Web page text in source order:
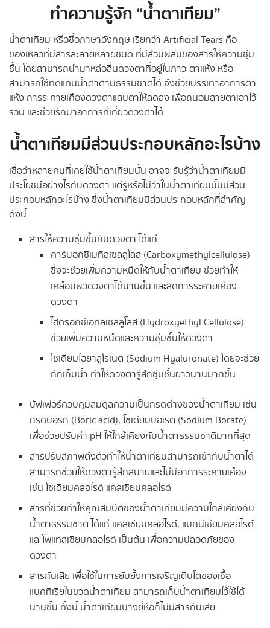
ทำความรู้จัก “น้ำตาเทียม”
น้ำตาเทียม หรือชื่อภาษาอังกฤษ เรียกว่า Artificial Tears คือ
ของเหลวที่มีสารละลายหลายชนิด ที่มีส่วนผสมของสารให้ความชุ่ม
ชื้น โดยสามารถนำมาหล่อลื่นดวงตาที่อยู่ในภาวะตาแห้ง หรือ
สามารถใช้ทดแทนน้ำตาตามธรรมชาติได้ จึงช่วยบรรเทาอาการตา
แห้ง การระคายเคืองดวงตาแสบตาให้ลดลง เพื่อถนอมสายตาเอาไว้
รวม และช่วยรักษาอาการที่เกี่ยวดวงตาได้
น้ำตาเทียมมีส่วนประกอบหลักอะไรบ้าง
เชื่อว่าหลายคนที่เคยใช้น้ำตาเทียมนั้น อาจจะรับรู้ว่าน้ำตาเทียมมี
ประโยชน์อย่างไรกับดวงตา แต่รู้หรือไม่ว่าในน้ำตาเทียมนั้นมีส่วน
ประกอบหลักอะไรบ้าง ซึ่งน้ำตาเทียมมีส่วนประกอบหลักที่สำคัญ
ดังนี้
สารให้ความชุ่มชื้นกับดวงตา ได้แก่
คาร์บอกซิเมทิลเซลลูโลส (Carboxymethylcellulose)
ซึ่งจะช่วยเพิ่มความหนืดให้กับน้ำตาเทียม ช่วยทำให้
เคลือบผิวดวงตาได้นานขึ้น และลดการระคายเคือง
ดวงตา
ไฮดรอกซีเอทิลเซลลูโลส (Hydroxyethyl Cellulose)
ช่วยเพิ่มความหนืดและความชุ่มชื้นให้ดวงตา
โซเดียมไฮยาลูโรเนต (Sodium Hyaluronate) โดยจะช่วย
กักเก็บน้ำ ทำให้ดวงตารู้สึกชุ่มชื้นยาวนานมากขึ้น
บัฟเฟอร์ควบคุมสมดุลความเป็นกรดด่างของน้ำตาเทียม เช่น
กรดบอริก (Boric acid), โซเดียมบอเรต (Sodium Borate)
เพื่อช่วยปรับค่า pH ให้ใกล้เคียงกับน้ำตาธรรมชาติมากที่สุด
สารปรับสภาพตึงตัวทำให้น้ำตาเทียมสามารถเข้ากับน้ำตาได้
สามารถช่วยให้ดวงตารู้สึกสบายและไม่มีอาการระคายเคือง
เช่น โซเดียมคลอไรด์ แคลเซียมคลอไรด์
สารที่ช่วยทำให้คุณสมบัติของน้ำตาเทียมมีความใกล้เคียงกับ
น้ำตาธรรมชาติ ได้แก่ แคลเซียมคลอไรด์, แมกนีเซียมคลอไรด์
และโพแทสเซียมคลอไรด์ เป็นต้น เพื่อความปลอดภัยของ
ดวงตา
สารกันเสีย เพื่อใช้ในการยับยั้งการเจริญเติบโตของเชื้อ
แบคทีเรียในขวดน้ำตาเทียม สามารถเก็บน้ำตาเทียมไว้ใช้ได้
นานขึ้น ทั้งนี้ น้ำตาเทียมบางยี่ห้อก็ไม่มีสารกันเสีย